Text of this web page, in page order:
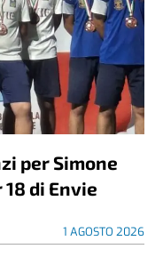
per Simone
di Envie
1 AGOSTO 2026